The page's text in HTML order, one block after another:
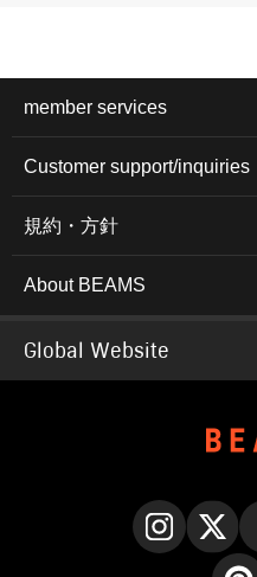
member services
Customer support/inquiries
規約・方針
About BEAMS
Global Website